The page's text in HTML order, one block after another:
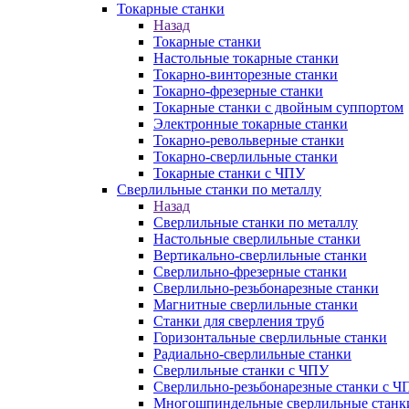
Токарные станки
Назад
Токарные станки
Настольные токарные станки
Токарно-винторезные станки
Токарно-фрезерные станки
Токарные станки с двойным суппортом
Электронные токарные станки
Токарно-револьверные станки
Токарно-сверлильные станки
Токарные станки с ЧПУ
Сверлильные станки по металлу
Назад
Сверлильные станки по металлу
Настольные сверлильные станки
Вертикально-сверлильные станки
Сверлильно-фрезерные станки
Сверлильно-резьбонарезные станки
Магнитные сверлильные станки
Станки для сверления труб
Горизонтальные сверлильные станки
Радиально-сверлильные станки
Сверлильные станки с ЧПУ
Сверлильно-резьбонарезные станки с
Многошпиндельные сверлильные